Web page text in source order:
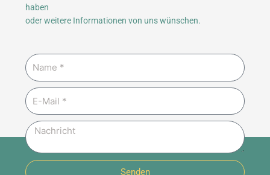
haben
oder weitere Informationen von uns wünschen.
Name
E-
Mail
Nachricht
Senden